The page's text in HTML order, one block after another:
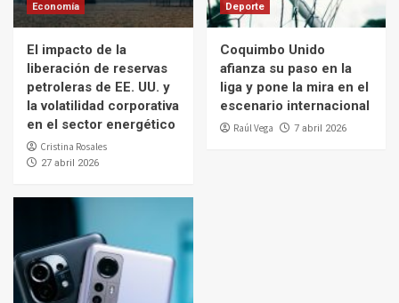
Economía
El impacto de la
liberación de reservas
petroleras de EE. UU. y
la volatilidad corporativa
en el sector energético
Cristina Rosales
27 abril 2026
Deporte
Coquimbo Unido
afianza su paso en la
liga y pone la mira en el
escenario internacional
Raúl Vega 7 abril 2026